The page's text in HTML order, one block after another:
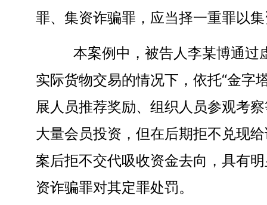
罪、集资诈骗罪，应当择一重罪以
本案例中，被告人李某博通过虚
实际货物交易的情况下，依托“金字
展人员推荐奖励、组织人员参观考
大量会员投资，但在后期拒不兑现
案后拒不交代吸收资金去向，具有
资诈骗罪对其定罪处罚。